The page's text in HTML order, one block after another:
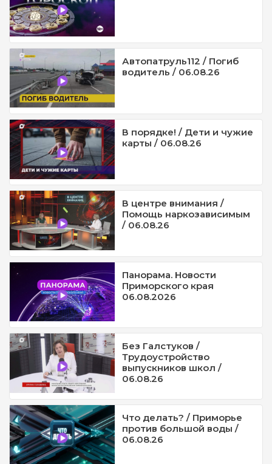
Автопатруль112 / Погиб
водитель / 06.08.26
В порядке! / Дети и чужие
карты / 06.08.26
В центре внимания /
Помощь наркозависимым
/ 06.08.26
Панорама. Новости
Приморского края
06.08.2026
Без Галстуков /
Трудоустройство
выпускников школ /
06.08.26
Что делать? / Приморье
против большой воды /
06.08.26